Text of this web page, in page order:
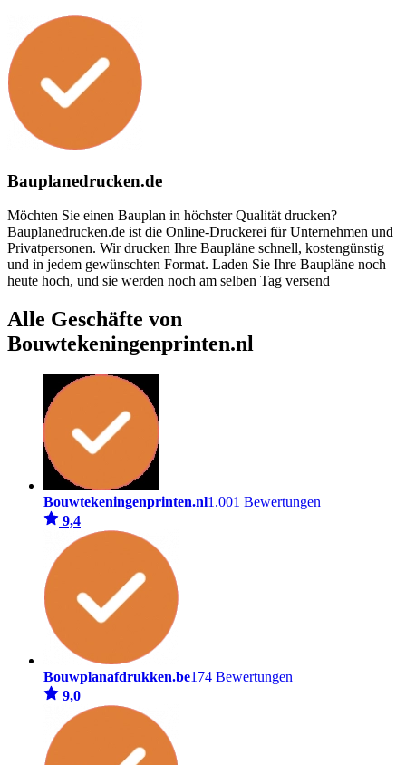
Bauplanedrucken.de
Möchten Sie einen Bauplan in höchster Qualität drucken?
Bauplanedrucken.de ist die Online-Druckerei für Unternehmen und
Privatpersonen. Wir drucken Ihre Baupläne schnell, kostengünstig
und in jedem gewünschten Format. Laden Sie Ihre Baupläne noch
heute hoch, und sie werden noch am selben Tag versend
Alle Geschäfte von
Bouwtekeningenprinten.nl
Bouwtekeningenprinten.nl1.001 Bewertungen
9,4
Bouwplanafdrukken.be174 Bewertungen
9,0